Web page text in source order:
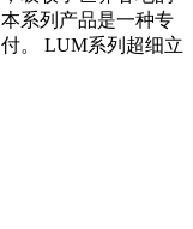
系列产品是一种专
。 LUM系列超细立